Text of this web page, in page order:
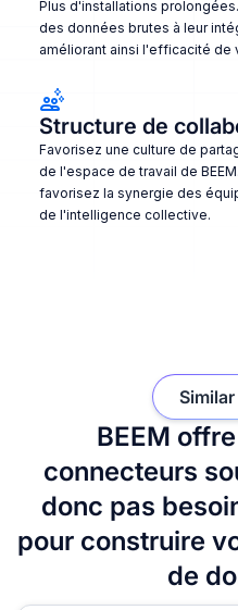
Plus d'installations
des données brutes à leur
améliorant ainsi l'efficacité de
Structure de
Favorisez une culture de
de l'espace de travail de
favorisez la synergie des
de l'intelligence collective.
BEEM
connecteurs
donc pas
pour construire
de